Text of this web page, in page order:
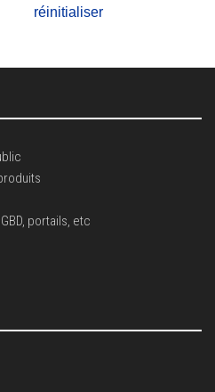
réinitialiser
portails, etc